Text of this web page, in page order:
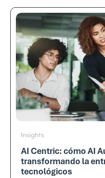
Insights
AI Centric: cómo AI
transformando la
tecnológicos